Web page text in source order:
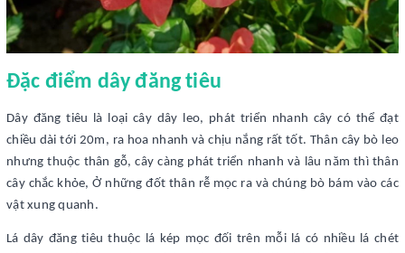
Đặc điểm dây đăng tiêu
Dây đăng tiêu là loại cây dây leo, phát triển nhanh cây có thể đạt
chiều dài tới 20m, ra hoa nhanh và chịu nắng rất tốt. Thân cây bò leo
nhưng thuộc thân gỗ, cây càng phát triển nhanh và lâu năm thì thân
cây chắc khỏe, Ở những đốt thân rễ mọc ra và chúng bò bám vào các
vật xung quanh.
Lá dây đăng tiêu thuộc lá kép mọc đối trên mỗi lá có nhiều lá chét